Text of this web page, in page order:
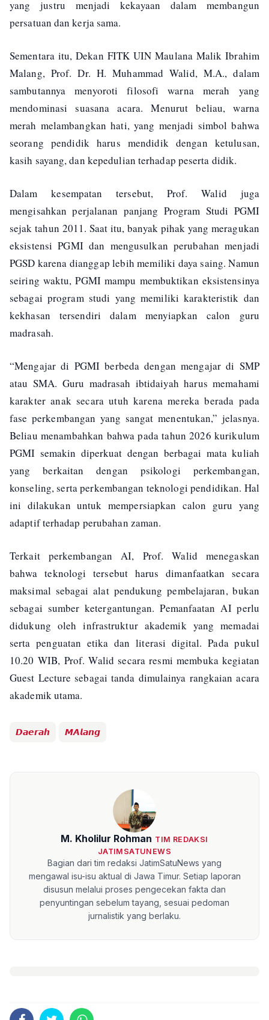
yang justru menjadi kekayaan dalam membangun
persatuan dan kerja sama.
Sementara itu, Dekan FITK UIN Maulana Malik Ibrahim
Malang, Prof. Dr. H. Muhammad Walid, M.A., dalam
sambutannya menyoroti filosofi warna merah yang
mendominasi suasana acara. Menurut beliau, warna
merah melambangkan hati, yang menjadi simbol bahwa
seorang pendidik harus mendidik dengan ketulusan,
kasih sayang, dan kepedulian terhadap peserta didik.
Dalam kesempatan tersebut, Prof. Walid juga
mengisahkan perjalanan panjang Program Studi PGMI
sejak tahun 2011. Saat itu, banyak pihak yang meragukan
eksistensi PGMI dan mengusulkan perubahan menjadi
PGSD karena dianggap lebih memiliki daya saing. Namun
seiring waktu, PGMI mampu membuktikan eksistensinya
sebagai program studi yang memiliki karakteristik dan
kekhasan tersendiri dalam menyiapkan calon guru
madrasah.
“Mengajar di PGMI berbeda dengan mengajar di SMP
atau SMA. Guru madrasah ibtidaiyah harus memahami
karakter anak secara utuh karena mereka berada pada
fase perkembangan yang sangat menentukan,” jelasnya.
Beliau menambahkan bahwa pada tahun 2026 kurikulum
PGMI semakin diperkuat dengan berbagai mata kuliah
yang berkaitan dengan psikologi perkembangan,
konseling, serta perkembangan teknologi pendidikan. Hal
ini dilakukan untuk mempersiapkan calon guru yang
adaptif terhadap perubahan zaman.
Terkait perkembangan AI, Prof. Walid menegaskan
bahwa teknologi tersebut harus dimanfaatkan secara
maksimal sebagai alat pendukung pembelajaran, bukan
sebagai sumber ketergantungan. Pemanfaatan AI perlu
didukung oleh infrastruktur akademik yang memadai
serta penguatan etika dan literasi digital. Pada pukul
10.20 WIB, Prof. Walid secara resmi membuka kegiatan
Guest Lecture sebagai tanda dimulainya rangkaian acara
akademik utama.
𝘿𝙖𝙚𝙧𝙖𝙝 𝙈𝘼𝙡𝙖𝙣𝙜
M. Kholilur Rohman TIM REDAKSI
JATIMSATUNEWS
Bagian dari tim redaksi JatimSatuNews yang
mengawal isu-isu aktual di Jawa Timur. Setiap laporan
disusun melalui proses pengecekan fakta dan
penyuntingan sebelum tayang, sesuai pedoman
jurnalistik yang berlaku.